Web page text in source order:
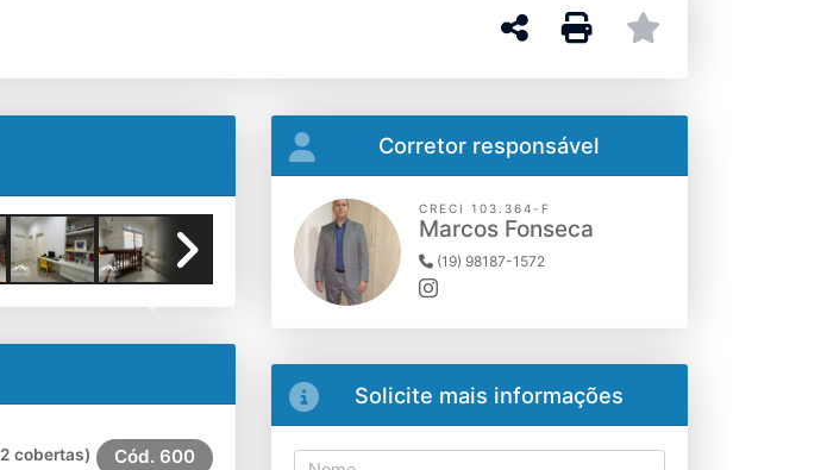
cobertas) Cód. 600
Corretor responsável
CRECI 103.364-F
Marcos Fonseca
(19) 98187-1572
Solicite mais informações